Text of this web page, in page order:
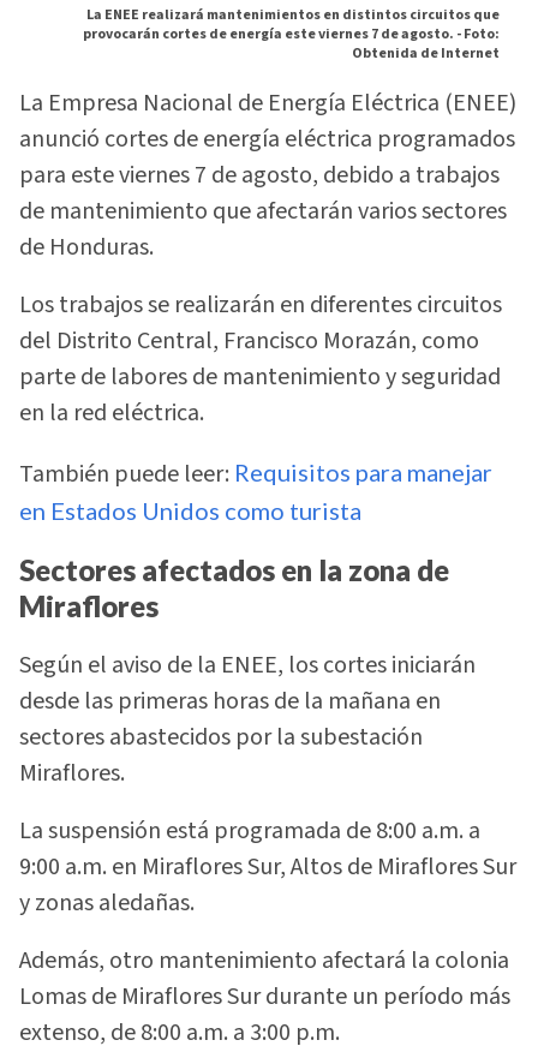
La ENEE realizará mantenimientos en distintos circuitos que
provocarán cortes de energía este viernes 7 de agosto. -Foto:
Obtenida de Internet
La Empresa Nacional de Energía Eléctrica (ENEE)
anunció cortes de energía eléctrica programados
para este viernes 7 de agosto, debido a trabajos
de mantenimiento que afectarán varios sectores
de Honduras.
Los trabajos se realizarán en diferentes circuitos
del Distrito Central, Francisco Morazán, como
parte de labores de mantenimiento y seguridad
en la red eléctrica.
También puede leer: Requisitos para manejar
en Estados Unidos como turista
Sectores afectados en la zona de
Miraflores
Según el aviso de la ENEE, los cortes iniciarán
desde las primeras horas de la mañana en
sectores abastecidos por la subestación
Miraflores.
La suspensión está programada de 8:00 a.m. a
9:00 a.m. en Miraflores Sur, Altos de Miraflores Sur
y zonas aledañas.
Además, otro mantenimiento afectará la colonia
Lomas de Miraflores Sur durante un período más
extenso, de 8:00 a.m. a 3:00 p.m.